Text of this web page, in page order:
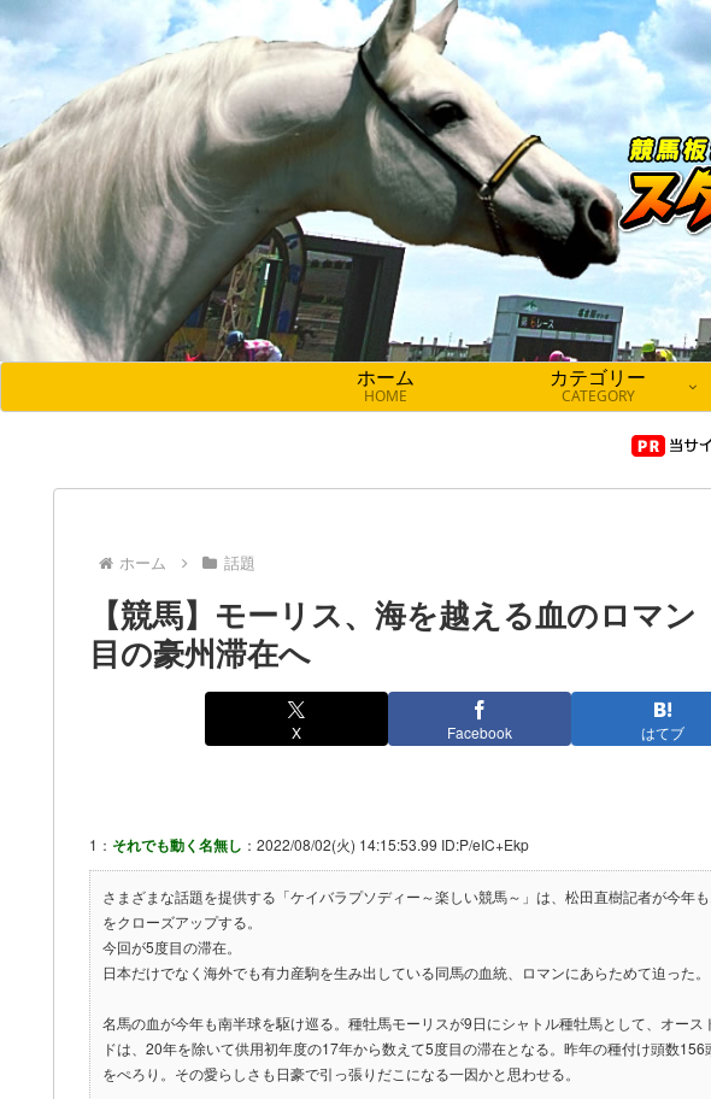
ホーム
HOME
カテゴリー
CATEGORY
ホーム 話題
【競馬】モーリス、海を越える血のロマ
目の豪州滞在へ
X Facebook はてブ
1： それでも動く名無し ：2022/08/02(火) 14:15:53.99 ID:P/eIC+Ekp
さまざまな話題を提供する「ケイバラプソディー～楽しい競馬～」は、松田直樹記者が今年
をクローズアップする。
今回が5度目の滞在。
日本だけでなく海外でも有力産駒を生み出している同馬の血統、ロマンにあらためて迫った。
名馬の血が今年も南半球を駆け巡る。種牡馬モーリスが9日にシャトル種牡馬として、オー
ドは、20年を除いて供用初年度の17年から数えて5度目の滞在となる。昨年の種付け頭数
をぺろり。その愛らしさも日豪で引っ張りだこになる一因かと思わせる。